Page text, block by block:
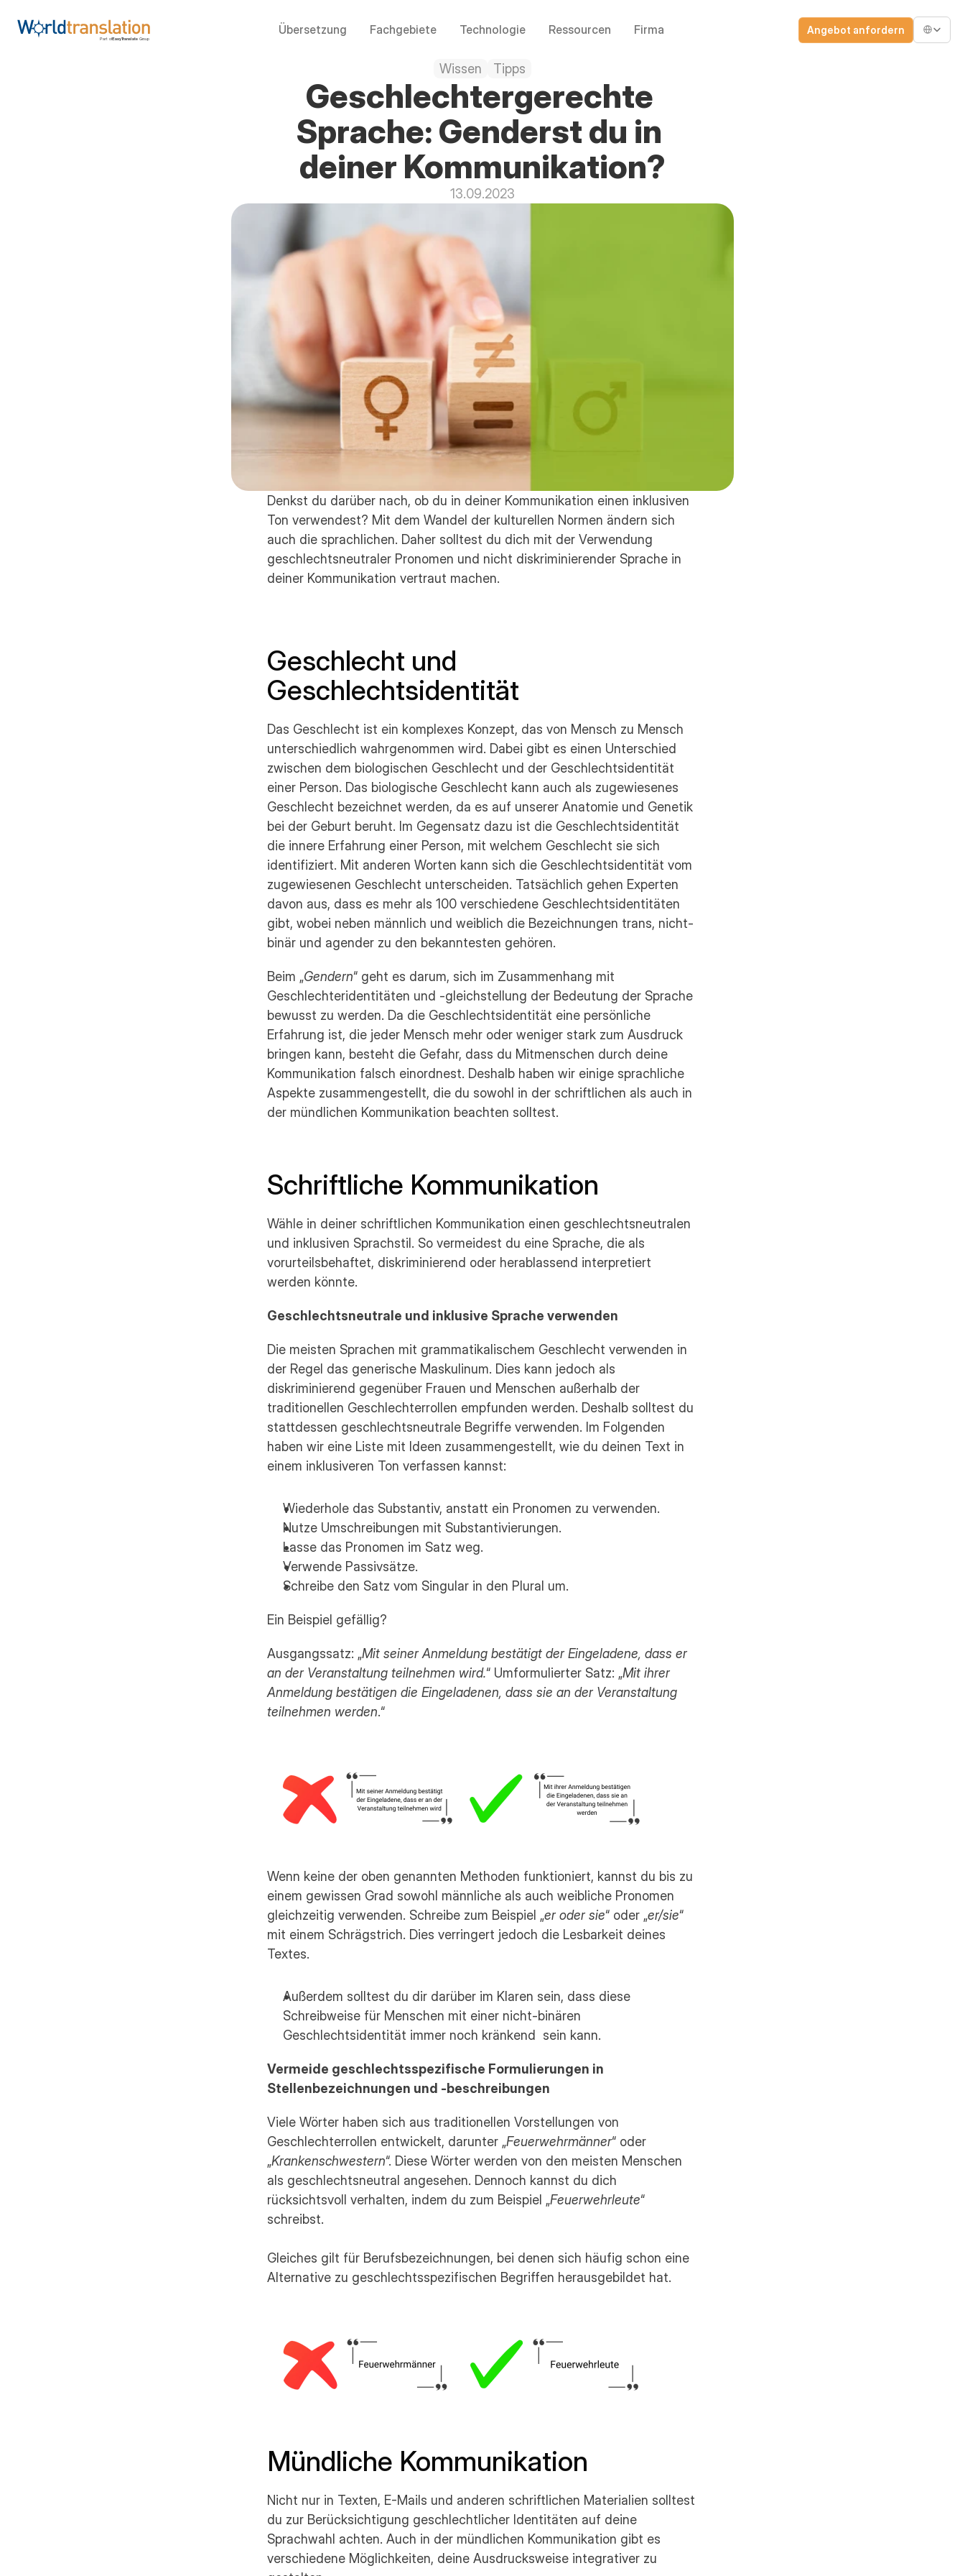
Übersetzung Fachgebiete Technologie Ressourcen Firma Angebot anfordern
Select
Wissen Tipps
Geschlechtergerechte
Sprache: Genderst du in
deiner Kommunikation?
13.09.2023
Denkst du darüber nach, ob du in deiner Kommunikation einen inklusiven
Ton verwendest? Mit dem Wandel der kulturellen Normen ändern sich
auch die sprachlichen. Daher solltest du dich mit der Verwendung
geschlechtsneutraler Pronomen und nicht diskriminierender Sprache in
deiner Kommunikation vertraut machen.
Geschlecht und
Geschlechtsidentität
Das Geschlecht ist ein komplexes Konzept, das von Mensch zu Mensch
unterschiedlich wahrgenommen wird. Dabei gibt es einen Unterschied
zwischen dem biologischen Geschlecht und der Geschlechtsidentität
einer Person. Das biologische Geschlecht kann auch als zugewiesenes
Geschlecht bezeichnet werden, da es auf unserer Anatomie und Genetik
bei der Geburt beruht. Im Gegensatz dazu ist die Geschlechtsidentität
die innere Erfahrung einer Person, mit welchem Geschlecht sie sich
identifiziert. Mit anderen Worten kann sich die Geschlechtsidentität vom
zugewiesenen Geschlecht unterscheiden. Tatsächlich gehen Experten
davon aus, dass es mehr als 100 verschiedene Geschlechtsidentitäten
gibt, wobei neben männlich und weiblich die Bezeichnungen trans, nicht-
binär und agender zu den bekanntesten gehören.
Beim „Gendern“ geht es darum, sich im Zusammenhang mit
Geschlechteridentitäten und -gleichstellung der Bedeutung der Sprache
bewusst zu werden. Da die Geschlechtsidentität eine persönliche
Erfahrung ist, die jeder Mensch mehr oder weniger stark zum Ausdruck
bringen kann, besteht die Gefahr, dass du Mitmenschen durch deine
Kommunikation falsch einordnest. Deshalb haben wir einige sprachliche
Aspekte zusammengestellt, die du sowohl in der schriftlichen als auch in
der mündlichen Kommunikation beachten solltest.
Schriftliche Kommunikation
Wähle in deiner schriftlichen Kommunikation einen geschlechtsneutralen
und inklusiven Sprachstil. So vermeidest du eine Sprache, die als
vorurteilsbehaftet, diskriminierend oder herablassend interpretiert
werden könnte.
Geschlechtsneutrale und inklusive Sprache verwenden
Die meisten Sprachen mit grammatikalischem Geschlecht verwenden in
der Regel das generische Maskulinum. Dies kann jedoch als
diskriminierend gegenüber Frauen und Menschen außerhalb der
traditionellen Geschlechterrollen empfunden werden. Deshalb solltest du
stattdessen geschlechtsneutrale Begriffe verwenden. Im Folgenden
haben wir eine Liste mit Ideen zusammengestellt, wie du deinen Text in
einem inklusiveren Ton verfassen kannst:
Wiederhole das Substantiv, anstatt ein Pronomen zu verwenden.
Nutze Umschreibungen mit Substantivierungen.
Lasse das Pronomen im Satz weg.
Verwende Passivsätze.
Schreibe den Satz vom Singular in den Plural um.
Ein Beispiel gefällig?
Ausgangssatz: „Mit seiner Anmeldung bestätigt der Eingeladene, dass er
an der Veranstaltung teilnehmen wird.“ Umformulierter Satz: „Mit ihrer
Anmeldung bestätigen die Eingeladenen, dass sie an der Veranstaltung
teilnehmen werden.“
Wenn keine der oben genannten Methoden funktioniert, kannst du bis zu
einem gewissen Grad sowohl männliche als auch weibliche Pronomen
gleichzeitig verwenden. Schreibe zum Beispiel „er oder sie“ oder „er/sie“
mit einem Schrägstrich. Dies verringert jedoch die Lesbarkeit deines
Textes.
Außerdem solltest du dir darüber im Klaren sein, dass diese
Schreibweise für Menschen mit einer nicht-binären
Geschlechtsidentität immer noch kränkend  sein kann.
Vermeide geschlechtsspezifische Formulierungen in
Stellenbezeichnungen und -beschreibungen
Viele Wörter haben sich aus traditionellen Vorstellungen von
Geschlechterrollen entwickelt, darunter „Feuerwehrmänner“ oder
„Krankenschwestern“. Diese Wörter werden von den meisten Menschen
als geschlechtsneutral angesehen. Dennoch kannst du dich
rücksichtsvoll verhalten, indem du zum Beispiel „Feuerwehrleute“
schreibst.
Gleiches gilt für Berufsbezeichnungen, bei denen sich häufig schon eine
Alternative zu geschlechtsspezifischen Begriffen herausgebildet hat.
Mündliche Kommunikation
Nicht nur in Texten, E-Mails und anderen schriftlichen Materialien solltest
du zur Berücksichtigung geschlechtlicher Identitäten auf deine
Sprachwahl achten. Auch in der mündlichen Kommunikation gibt es
verschiedene Möglichkeiten, deine Ausdrucksweise integrativer zu